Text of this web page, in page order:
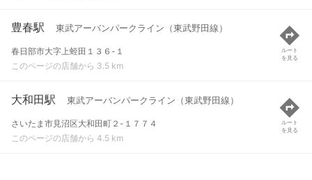
豊春駅 東武アーバンパークライン（東武野田線）
春日部市大字上蛭田１３６-１
このページの店舗から 3.5 km
ルート
を見る
大和田駅 東武アーバンパークライン（東武野田線）
さいたま市見沼区大和田町２-１７７４
このページの店舗から 4.5 km
ルート
を見る